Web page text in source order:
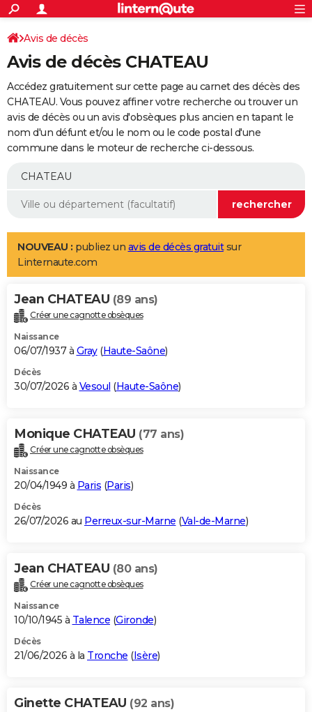
ACTUALITÉS
Politique
Société
Faits Divers
Education
Monde
Villes
+
SPORT
Coupe du monde 2026
Football
Tennis
Cyclisme
Rugby
Forum
Programme TV
TNT
Streaming
Cinéma
Sorties cinéma
Musique
+
FINANCE
Retraite
Epargne
Immobilier
Risques naturels par ville
Banque
Assurance
AUTO
Essais
Réserver un essai
Citadines
Berlines
SUV
Forum auto
+
Mobiles
Meilleur smartphone
Internet
Ordinateurs
Jeux vidéo
Guide high-tech
Aménagement intérieur
LIFESTYLE
Art de vivre
Bien-être
Loisirs
Mode
Modes de vie
Alimentation
Guide de la santé
Maladies
Médicaments
Sommeil
VOYAGE
Destinations
City break
Voyage nature
Voyage de noces
Forum
Climat
+PHOTO
GUIDES D'ACHAT
BONS PLANS
Carte de Noël
Carte Bonne année
Carte Saint-Valentin
Carte Pâques
Carte d'anniversaire
DICTIONNAIRE
Dictionnaire
Biographies
Citations
Expressions
Proverbes
PROGRAMME TV
S'inscrire
Se connecter
Lycées
Collèges
Primaires
Universités
Entreprises
Service militaire
Avis de recherche
AVIS DE DÉCÈS
Bricolage
Lifestyle
Culture
Sport
Auto
Television
Voyage
Cinema
Avis de décès
Avis de décès CHATEAU
Accédez gratuitement sur cette page au carnet des décès des
CHATEAU. Vous pouvez affiner votre recherche ou trouver un
avis de décès ou un avis d'obsèques plus ancien en tapant le
nom d'un défunt et/ou le nom ou le code postal d'une
commune dans le moteur de recherche ci-dessous.
NOUVEAU : publiez un avis de décès gratuitsur
Linternaute.com
Jean CHATEAU (89 ans)
Créer une cagnotte obsèques
Naissance
06/07/1937 à Gray(Haute-Saône)
Décès
30/07/2026 à Vesoul (Haute-Saône)
Monique CHATEAU (77 ans)
Créer une cagnotte obsèques
Naissance
20/04/1949 à Paris (Paris)
Décès
26/07/2026 au Perreux-sur-Marne (Val-de-Marne)
Jean CHATEAU (80 ans)
Créer une cagnotte obsèques
Naissance
10/10/1945 à Talence (Gironde)
Décès
21/06/2026 à la Tronche (Isère)
Ginette CHATEAU (92 ans)